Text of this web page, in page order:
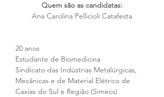
Quem são as candidatas:
Ana Carolina Pellicioli Catafesta
20 anos
Estudante de Biomedicina
Sindicato das Indústrias Metalúrgicas,
Mecânicas e de Material Elétrico de
Caxias do Sul e Região (Simecs)